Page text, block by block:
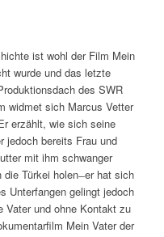
ist wohl der Film Mein
wurde und das letzte
des SWR
widmet sich Marcus Vetter
erzählt, wie sich seine
jedoch bereits Frau und
mit ihm schwanger
Türkei holen ̶ er hat sich
Unterfangen gelingt jedoch
Vater und ohne Kontakt zu
Mein Vater der